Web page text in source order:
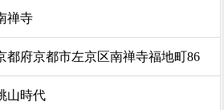
禅寺
都府京都市左京区南禅寺福地町86
山時代